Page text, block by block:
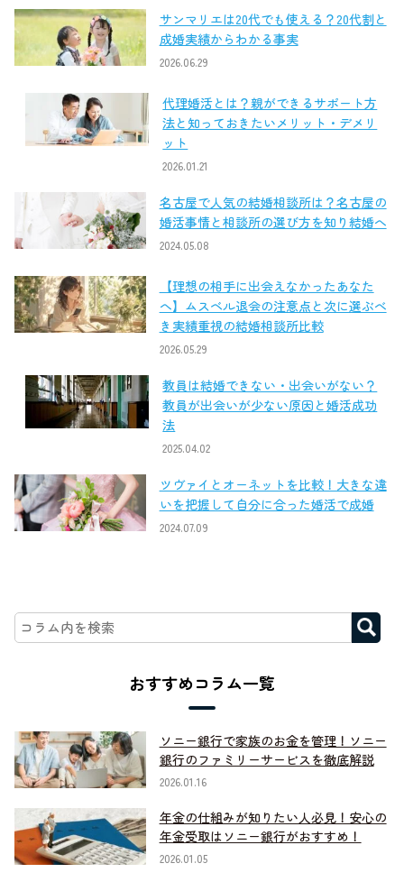
サンマリエは20代でも使える？20代割と
成婚実績からわかる事実
2026.06.29
代理婚活とは？親ができるサポート方
法と知っておきたいメリット・デメリ
ット
2026.01.21
名古屋で人気の結婚相談所は？名古屋の
婚活事情と相談所の選び方を知り結婚へ
2024.05.08
【理想の相手に出会えなかったあなた
へ】ムスベル退会の注意点と次に選ぶべ
き実績重視の結婚相談所比較
2026.05.29
教員は結婚できない・出会いがない？
教員が出会いが少ない原因と婚活成功
法
2025.04.02
ツヴァイとオーネットを比較！大きな違
いを把握して自分に合った婚活で成婚
2024.07.09
おすすめコラム一覧
ソニー銀行で家族のお金を管理！ソニー
銀行のファミリーサービスを徹底解説
2026.01.16
年金の仕組みが知りたい人必見！安心の
年金受取はソニー銀行がおすすめ！
2026.01.05